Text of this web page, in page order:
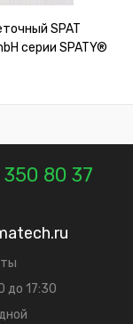
SPAT
серии SPATY®
80 37
до 17:30